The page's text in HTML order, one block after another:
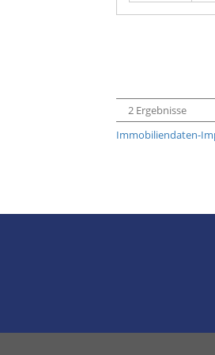
2 Ergebnisse
Immobiliendaten-